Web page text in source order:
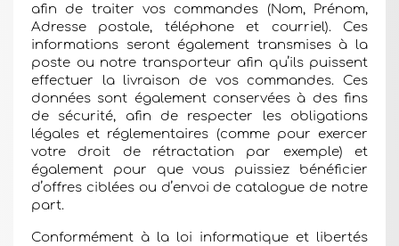
afin de traiter vos commandes (Nom, Prénom,
Adresse postale, téléphone et courriel). Ces
informations seront également transmises à la
poste ou notre transporteur afin qu’ils puissent
effectuer la livraison de vos commandes. Ces
données sont également conservées à des fins
de sécurité, afin de respecter les obligations
légales et réglementaires (comme pour exercer
votre droit de rétractation par exemple) et
également pour que vous puissiez bénéficier
d’offres ciblées ou d’envoi de catalogue de notre
part.
Conformément à la loi informatique et libertés